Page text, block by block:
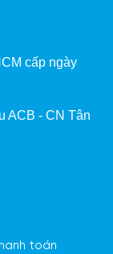
cấp ngày
ACB - CN Tân
toán